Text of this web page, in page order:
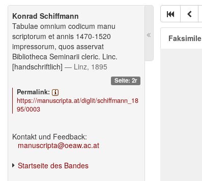
Konrad Schiffmann
Tabulae omnium codicum manu
scriptorum et annis 1470-1520
impressorum, quos asservat
Bibliotheca Seminarii cleric. Linc.
[handschriftlich] — Linz, 1895
Seite: 2r
Permalink:
https://manuscripta.at/diglit/schiffmann_18
95/0003
Kontakt und Feedback:
manuscripta@oeaw.ac.at
Startseite des Bandes
Faksimile